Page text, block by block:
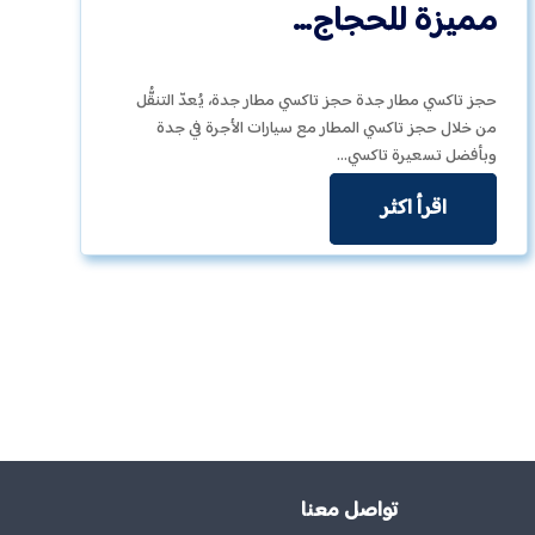
مميزة للحجاج…
حجز تاكسي مطار جدة حجز تاكسي مطار جدة، يُعدّ التنقُّل
من خلال حجز تاكسي المطار مع سيارات الأجرة في جدة
وبأفضل تسعيرة تاكسي…
اقرأ اكثر
تواصل معنا